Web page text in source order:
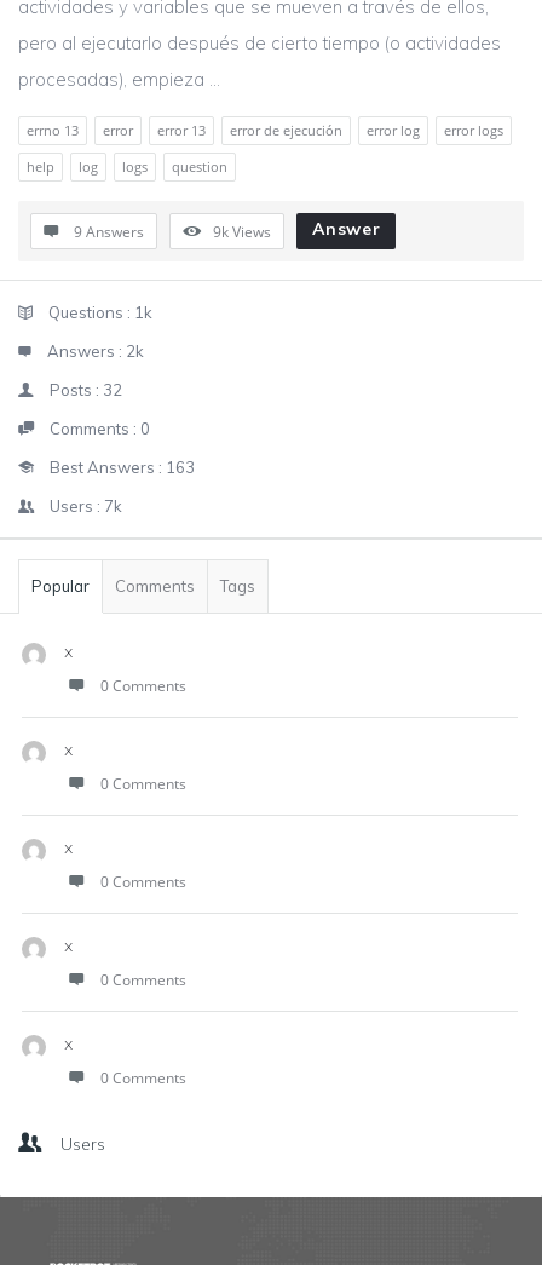
actividades y variables que se mueven a través de ellos,
pero al ejecutarlo después de cierto tiempo (o actividades
procesadas), empieza ...
errno 13 error error 13 error de ejecución error log
error logs
help
log logs question
9 Answers 9kViews Answer
StatsQuestions : 1k
Answers : 2k
Posts : 32
Comments : 0
Best Answers : 163
Users : 7k
Popular Comments Tags
x
0 Comments
x
0 Comments
x
0 Comments
x
0 Comments
x
0 Comments
Users